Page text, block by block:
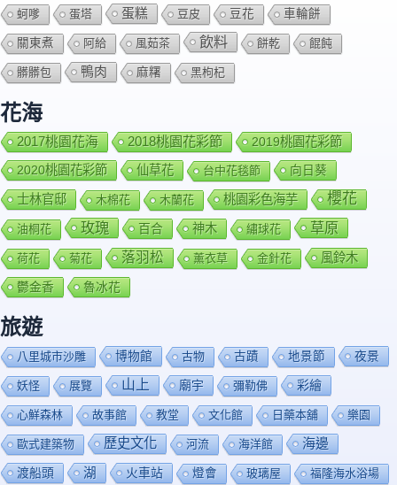
蚵嗲 蛋塔 蛋糕 豆皮 豆花 車輪餅
關東煮 阿給 風茹茶 飲料 餅乾 餛飩
髒髒包 鴨肉 麻糬 黑枸杞
花海
2017桃園花海 2018桃園花彩節
2019桃園花彩節
2020桃園花彩節
仙草花 台中花毯節 向日葵
士林官邸 木棉花 木蘭花 桃園彩色海芋 櫻花
油桐花 玫瑰 百合 神木 繡球花 草原
荷花 菊花 落羽松 薰衣草 金針花 風鈴木
鬱金香 魯冰花
旅遊
八里城市沙雕 博物館 古物 古蹟 地景節 夜景
妖怪 展覽 山上 廟宇 彌勒佛 彩繪
心鮮森林 故事館 教堂 文化館 日藥本舖 樂園
歐式建築物 歷史文化 河流 海洋館 海邊
渡船頭 湖 火車站 燈會 玻璃屋 福隆海水浴場